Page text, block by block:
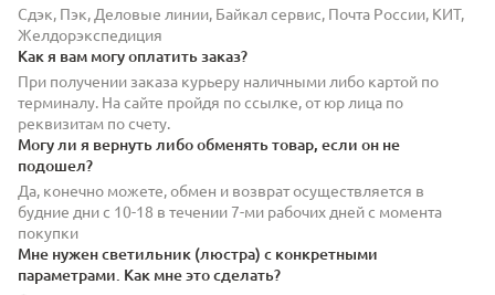
Сдэк, Пэк, Деловые линии, Байкал сервис, Почта России, КИТ,
Желдорэкспедиция
Как я вам могу оплатить заказ?
При получении заказа курьеру наличными либо картой по
терминалу. На сайте пройдя по ссылке, от юр лица по
реквизитам по счету.
Могу ли я вернуть либо обменять товар, если он не
подошел?
Да, конечно можете, обмен и возврат осуществляется в
будние дни с 10-18 в течении 7-ми рабочих дней с момента
покупки
Мне нужен светильник (люстра) с конкретными
параметрами. Как мне это сделать?